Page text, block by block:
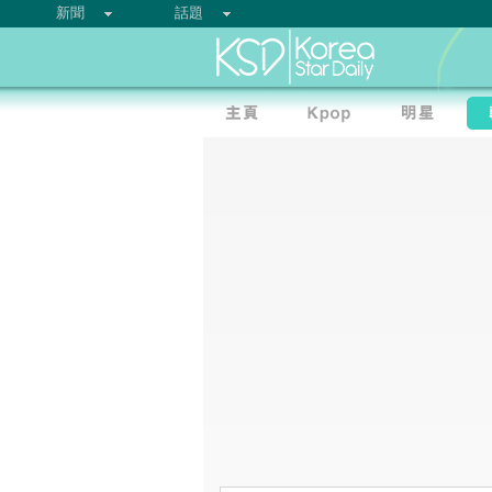
新聞 話題